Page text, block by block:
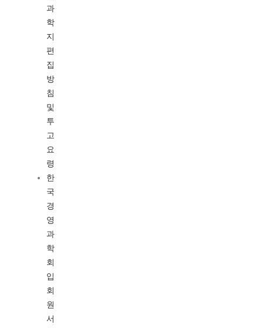
과
학
지
편
집
방
침
및
투
고
요
령
한
국
경
영
과
학
회
입
회
원
서